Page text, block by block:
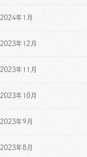
2024年1月
2023年12月
2023年11月
2023年10月
2023年9月
2023年8月